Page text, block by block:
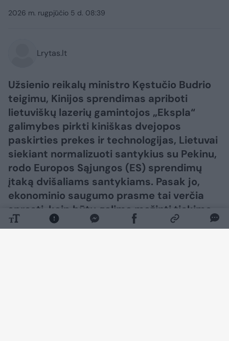
2026 m. rugpjūčio 5 d. 08:39
Lrytas.lt
Užsienio reikalų ministro Kęstučio Budrio
teigimu, Kinijos sprendimas apriboti
lietuviškų lazerių gamintojos „Ekspla“
galimybes pirkti kiniškas dvejopos
paskirties prekes ir technologijas, Lietuvai
siekiant normalizuoti santykius su Pekinu,
rodo Europos Sąjungos (ES) sprendimų
įtaką dvišaliams santykiams. Pasak jo,
ekonominio saugumo prasme tai verčia
spręsti, kaip būtų galima mažinti tiekimo
grandinių priklausomybę nuo Kinijos.